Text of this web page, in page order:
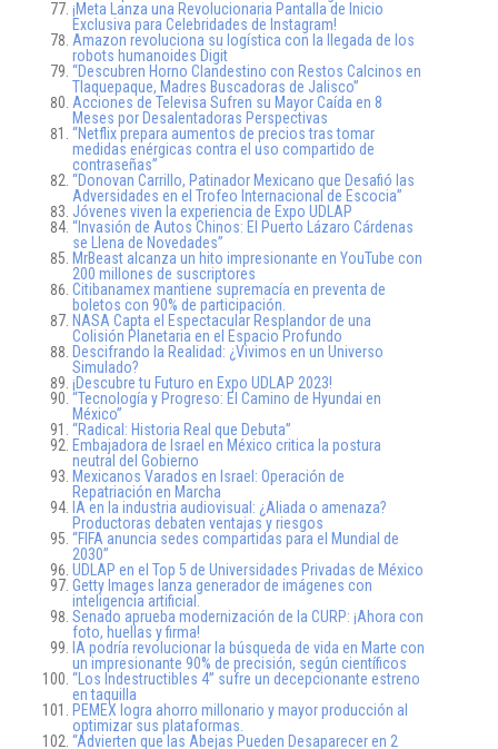
¡Meta Lanza una Revolucionaria Pantalla de Inicio
Exclusiva para Celebridades de Instagram!
Amazon revoluciona su logística con la llegada de los
robots humanoides Digit
“Descubren Horno Clandestino con Restos Calcinos en
Tlaquepaque, Madres Buscadoras de Jalisco”
Acciones de Televisa Sufren su Mayor Caída en 8
Meses por Desalentadoras Perspectivas
“Netflix prepara aumentos de precios tras tomar
medidas enérgicas contra el uso compartido de
contraseñas”
“Donovan Carrillo, Patinador Mexicano que Desafió las
Adversidades en el Trofeo Internacional de Escocia”
Jóvenes viven la experiencia de Expo UDLAP
“Invasión de Autos Chinos: El Puerto Lázaro Cárdenas
se Llena de Novedades”
MrBeast alcanza un hito impresionante en YouTube con
200 millones de suscriptores
Citibanamex mantiene supremacía en preventa de
boletos con 90% de participación.
NASA Capta el Espectacular Resplandor de una
Colisión Planetaria en el Espacio Profundo
Descifrando la Realidad: ¿Vivimos en un Universo
Simulado?
¡Descubre tu Futuro en Expo UDLAP 2023!
“Tecnología y Progreso: El Camino de Hyundai en
México”
“Radical: Historia Real que Debuta”
Embajadora de Israel en México critica la postura
neutral del Gobierno
Mexicanos Varados en Israel: Operación de
Repatriación en Marcha
IA en la industria audiovisual: ¿Aliada o amenaza?
Productoras debaten ventajas y riesgos
“FIFA anuncia sedes compartidas para el Mundial de
2030”
UDLAP en el Top 5 de Universidades Privadas de México
Getty Images lanza generador de imágenes con
inteligencia artificial.
Senado aprueba modernización de la CURP: ¡Ahora con
foto, huellas y firma!
IA podría revolucionar la búsqueda de vida en Marte con
un impresionante 90% de precisión, según científicos
“Los Indestructibles 4” sufre un decepcionante estreno
en taquilla
PEMEX logra ahorro millonario y mayor producción al
optimizar sus plataformas.
“Advierten que las Abejas Pueden Desaparecer en 2